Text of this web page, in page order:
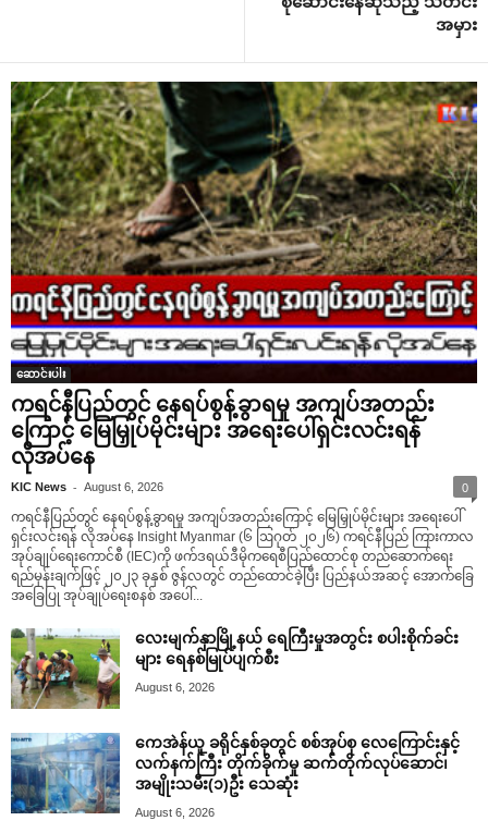
အမှား
ဆောင်းပါး
ကရင်နီပြည်တွင် နေရပ်စွန့်ခွာရမှု အကျပ်အတည်း
ကြောင့် မြေမြှုပ်မိုင်းများ အရေးပေါ်ရှင်းလင်းရန်
လိုအပ်နေ
KIC News - August 6, 2026 0
ကရင်နီပြည်တွင် နေရပ်စွန့်ခွာရမှု အကျပ်အတည်းကြောင့် မြေမြှုပ်မိုင်းများ အရေးပေါ်
ရှင်းလင်းရန် လိုအပ်နေ Insight Myanmar (၆ ဩဂုတ် ၂၀၂၆) ကရင်နီပြည် ကြားကာလ
အုပ်ချုပ်ရေးကောင်စီ (IEC)ကို ဖက်ဒရယ်ဒီမိုကရေစီပြည်ထောင်စု တည်ဆောက်ရေး
ရည်မှန်းချက်ဖြင့် ၂၀၂၃ ခုနှစ် ဇွန်လတွင် တည်ထောင်ခဲ့ပြီး ပြည်နယ်အဆင့် အောက်ခြေ
အခြေပြု အုပ်ချုပ်ရေးစနစ် အပေါ်...
လေးမျက်နှာမြို့နယ် ရေကြီးမှုအတွင်း စပါးစိုက်ခင်း
များ ရေနစ်မြုပ်ပျက်စီး
August 6, 2026
ကေအဲန်ယူ ခရိုင်နှစ်ခုတွင် စစ်အုပ်စု လေကြောင်းနှင့်
လက်နက်ကြီး တိုက်ခိုက်မှု ဆက်တိုက်လုပ်ဆောင်၊
အမျိုးသမီး(၁)ဦး သေဆုံး
August 6, 2026